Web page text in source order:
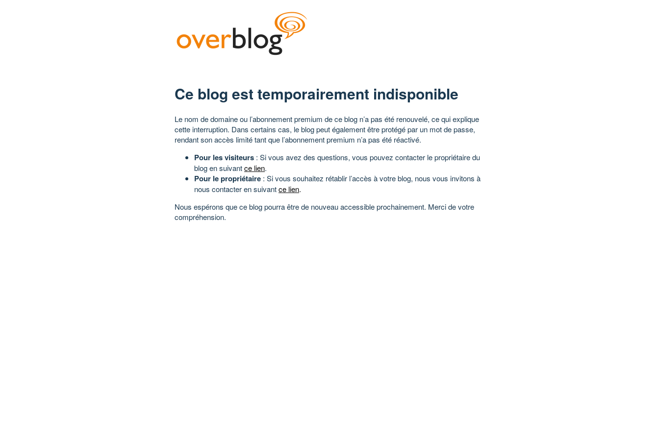
Ce blog est temporairement indisponible
Le nom de domaine ou l’abonnement premium de ce blog n’a pas été renouvelé, ce qui explique
cette interruption. Dans certains cas, le blog peut également être protégé par un mot de passe,
rendant son accès limité tant que l’abonnement premium n’a pas été réactivé.
Pour les visiteurs : Si vous avez des questions, vous pouvez contacter le propriétaire du
blog en suivantce lien.
Pour le propriétaire : Si vous souhaitez rétablir l’accès à votre blog, nous vous invitons à
nous contacter en suivantce lien.
Nous espérons que ce blog pourra être de nouveau accessible prochainement. Merci de votre
compréhension.